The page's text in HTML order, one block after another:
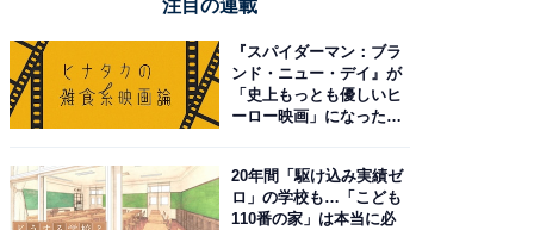
注目の連載
『スパイダーマン：ブラ
ンド・ニュー・デイ』が
「史上もっとも優しいヒ
ーロー映画」になった理
20年間「駆け込み実績ゼ
ロ」の学校も…「こども
110番の家」は本当に必